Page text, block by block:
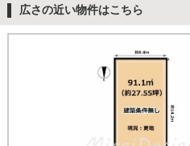
広さの近い物件はこちら